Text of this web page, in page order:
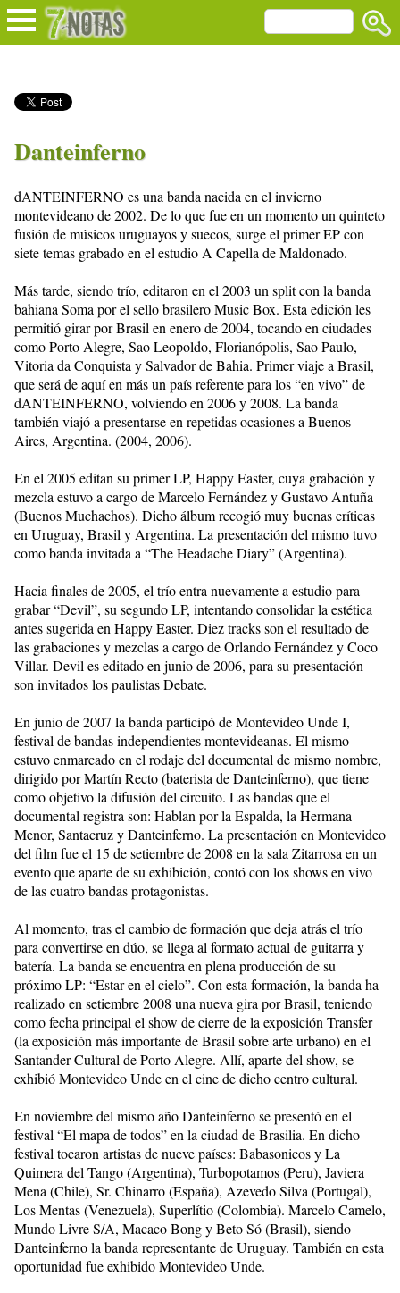
Danteinferno
dANTEINFERNO es una banda nacida en el invierno
montevideano de 2002. De lo que fue en un momento un quinteto
fusión de músicos uruguayos y suecos, surge el primer EP con
siete temas grabado en el estudio A Capella de Maldonado.
Más tarde, siendo trío, editaron en el 2003 un split con la banda
bahiana Soma por el sello brasilero Music Box. Esta edición les
permitió girar por Brasil en enero de 2004, tocando en ciudades
como Porto Alegre, Sao Leopoldo, Florianópolis, Sao Paulo,
Vitoria da Conquista y Salvador de Bahia. Primer viaje a Brasil,
que será de aquí en más un país referente para los “en vivo” de
dANTEINFERNO, volviendo en 2006 y 2008. La banda
también viajó a presentarse en repetidas ocasiones a Buenos
Aires, Argentina. (2004, 2006).
En el 2005 editan su primer LP, Happy Easter, cuya grabación y
mezcla estuvo a cargo de Marcelo Fernández y Gustavo Antuña
(Buenos Muchachos). Dicho álbum recogió muy buenas críticas
en Uruguay, Brasil y Argentina. La presentación del mismo tuvo
como banda invitada a “The Headache Diary” (Argentina).
Hacia finales de 2005, el trío entra nuevamente a estudio para
grabar “Devil”, su segundo LP, intentando consolidar la estética
antes sugerida en Happy Easter. Diez tracks son el resultado de
las grabaciones y mezclas a cargo de Orlando Fernández y Coco
Villar. Devil es editado en junio de 2006, para su presentación
son invitados los paulistas Debate.
En junio de 2007 la banda participó de Montevideo Unde I,
festival de bandas independientes montevideanas. El mismo
estuvo enmarcado en el rodaje del documental de mismo nombre,
dirigido por Martín Recto (baterista de Danteinferno), que tiene
como objetivo la difusión del circuito. Las bandas que el
documental registra son: Hablan por la Espalda, la Hermana
Menor, Santacruz y Danteinferno. La presentación en Montevideo
del film fue el 15 de setiembre de 2008 en la sala Zitarrosa en un
evento que aparte de su exhibición, contó con los shows en vivo
de las cuatro bandas protagonistas.
Al momento, tras el cambio de formación que deja atrás el trío
para convertirse en dúo, se llega al formato actual de guitarra y
batería. La banda se encuentra en plena producción de su
próximo LP: “Estar en el cielo”. Con esta formación, la banda ha
realizado en setiembre 2008 una nueva gira por Brasil, teniendo
como fecha principal el show de cierre de la exposición Transfer
(la exposición más importante de Brasil sobre arte urbano) en el
Santander Cultural de Porto Alegre. Allí, aparte del show, se
exhibió Montevideo Unde en el cine de dicho centro cultural.
En noviembre del mismo año Danteinferno se presentó en el
festival “El mapa de todos” en la ciudad de Brasilia. En dicho
festival tocaron artistas de nueve países: Babasonicos y La
Quimera del Tango (Argentina), Turbopotamos (Peru), Javiera
Mena (Chile), Sr. Chinarro (España), Azevedo Silva (Portugal),
Los Mentas (Venezuela), Superlítio (Colombia). Marcelo Camelo,
Mundo Livre S/A, Macaco Bong y Beto Só (Brasil), siendo
Danteinferno la banda representante de Uruguay. También en esta
oportunidad fue exhibido Montevideo Unde.